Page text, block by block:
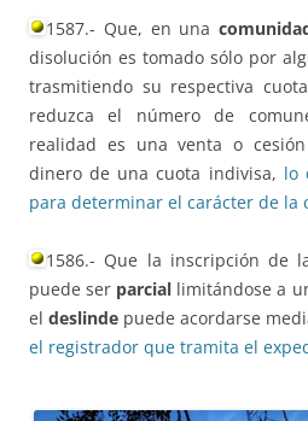
1587.- Que, en una
disolución es tomado sólo por
trasmitiendo su respectiva
reduzca el número de
realidad es una venta o
dinero de una cuota indivisa, lo
para determinar el carácter de la
1586.- Que la inscripción de
puede ser parcial limitándose a
el deslinde puede acordarse
el registrador que tramita el